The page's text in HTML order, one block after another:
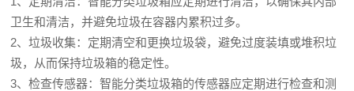
卫生和清洁，并避免垃圾在容器内累积过多。
2、垃圾收集：定期清空和更换垃圾袋，避免过度装填或堆积垃
圾，从而保持垃圾箱的稳定性。
3、检查传感器：智能分类垃圾箱的传感器应定期进行检查和测